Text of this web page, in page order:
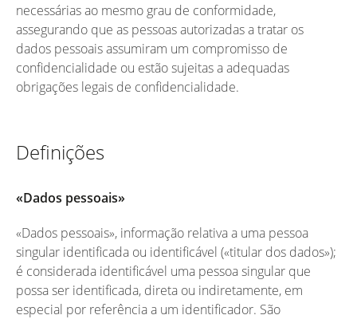
necessárias ao mesmo grau de conformidade,
assegurando que as pessoas autorizadas a tratar os
dados pessoais assumiram um compromisso de
confidencialidade ou estão sujeitas a adequadas
obrigações legais de confidencialidade.
Definições
«Dados pessoais»
«Dados pessoais», informação relativa a uma pessoa
singular identificada ou identificável («titular dos dados»);
é considerada identificável uma pessoa singular que
possa ser identificada, direta ou indiretamente, em
especial por referência a um identificador. São